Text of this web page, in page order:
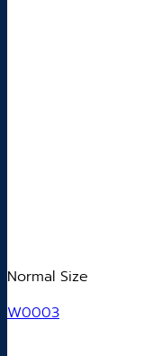
Normal Size
W0003